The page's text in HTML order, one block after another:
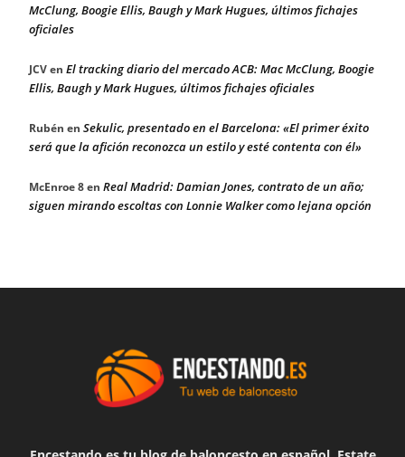
McClung, Boogie Ellis, Baugh y Mark Hugues, últimos fichajes
oficiales
JCVen El tracking diario del mercado ACB: Mac McClung, Boogie
Ellis, Baugh y Mark Hugues, últimos fichajes oficiales
Rubén en Sekulic, presentado en el Barcelona: «El primer éxito
será que la afición reconozca un estilo y esté contenta con él»
McEnroe 8en Real Madrid: Damian Jones, contrato de un año;
siguen mirando escoltas con Lonnie Walker como lejana opción